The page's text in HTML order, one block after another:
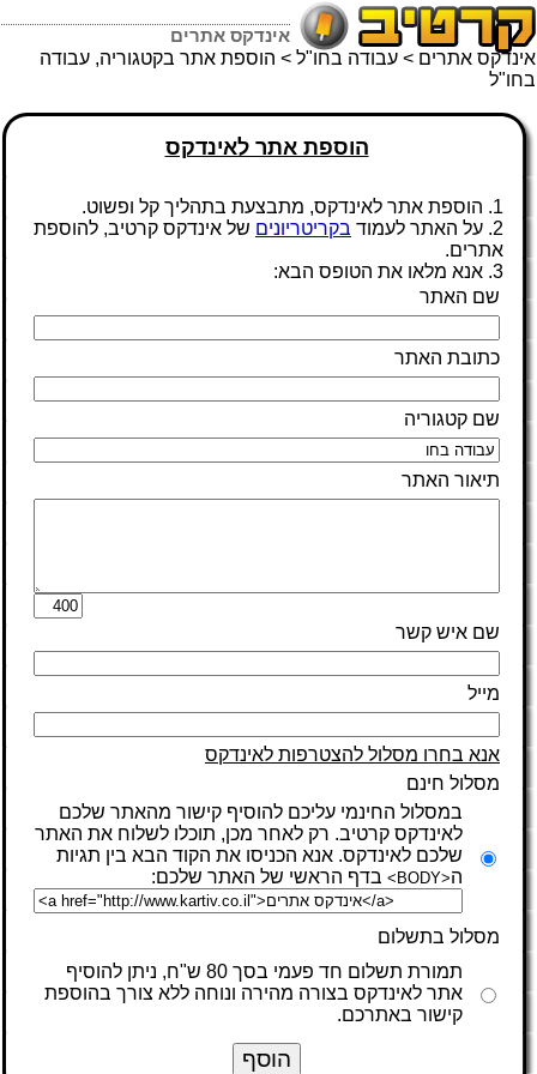
אינדקס אתרים
אינדקס אתרים > עבודה בחו"ל > הוספת אתר בקטגוריה, עבודה
בחו"ל
הוספת אתר לאינדקס
1. הוספת אתר לאינדקס, מתבצעת בתהליך קל ופשוט.
2. על האתר לעמוד
בקריטריונים של אינדקס קרטיב, להוספת
אתרים.
3. אנא מלאו את הטופס הבא:
שם האתר
כתובת האתר
שם קטגוריה
תיאור האתר
שם איש קשר
מייל
אנא בחרו מסלול להצטרפות לאינדקס
מסלול חינם
במסלול החינמי עליכם להוסיף קישור מהאתר שלכם
לאינדקס קרטיב. רק לאחר מכן, תוכלו לשלוח את האתר
שלכם לאינדקס. אנא הכניסו את הקוד הבא בין תגיות
ה<BODY> בדף הראשי של האתר שלכם:
מסלול בתשלום
תמורת תשלום חד פעמי בסך 80 ש"ח, ניתן להוסיף
אתר לאינדקס בצורה מהירה ונוחה ללא צורך בהוספת
קישור באתרכם.